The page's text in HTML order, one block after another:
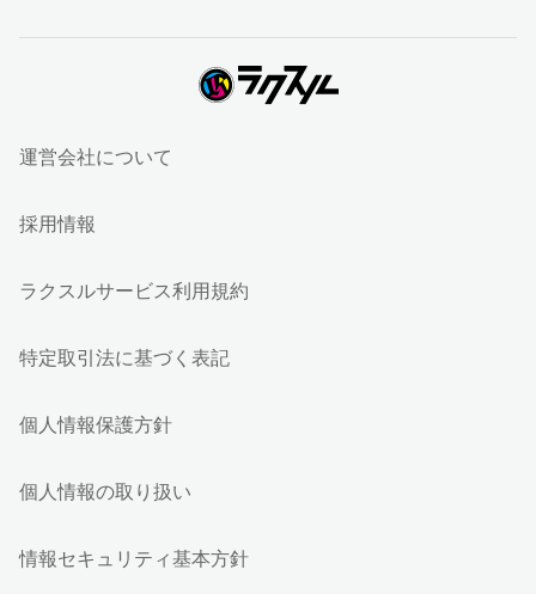
運営会社について
採用情報
ラクスルサービス利用規約
特定取引法に基づく表記
個人情報保護方針
個人情報の取り扱い
情報セキュリティ基本方針